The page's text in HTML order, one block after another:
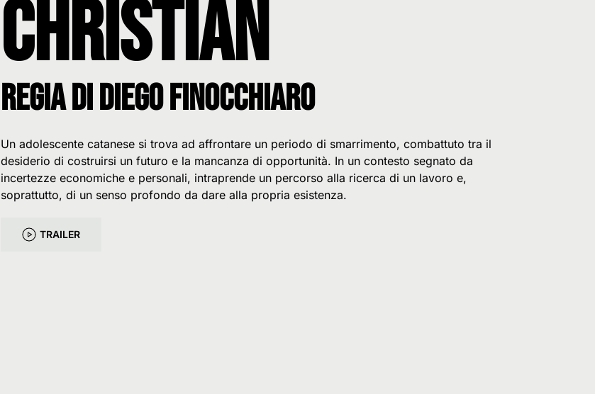
Christian
Regia di Diego Finocchiaro
Un adolescente catanese si trova ad affrontare un periodo di smarrimento, combattuto tra il
desiderio di costruirsi un futuro e la mancanza di opportunità. In un contesto segnato da
incertezze economiche e personali, intraprende un percorso alla ricerca di un lavoro e,
soprattutto, di un senso profondo da dare alla propria esistenza.
TRAILER